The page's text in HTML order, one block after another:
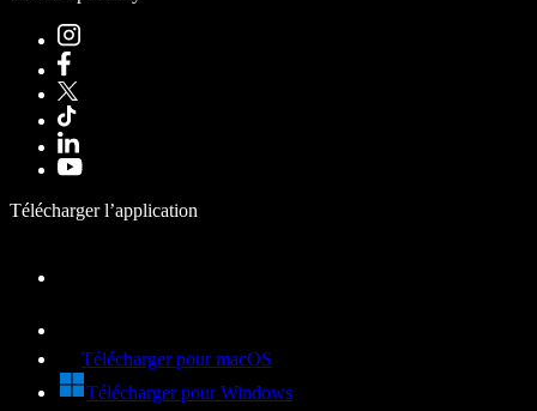
Télécharger l’application
Télécharger pour macOS
Télécharger pour Windows